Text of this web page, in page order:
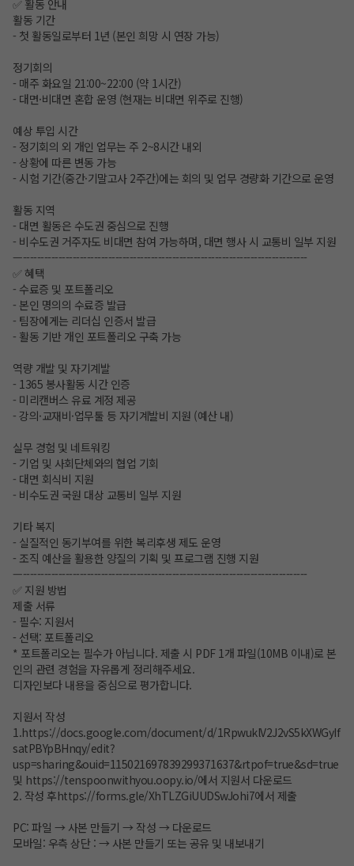
✅ 활동 안내
활동 기간
- 첫 활동일로부터 1년 (본인 희망 시 연장 가능)
정기회의
- 매주 화요일 21:00~22:00 (약 1시간)
- 대면·비대면 혼합 운영 (현재는 비대면 위주로 진행)
예상 투입 시간
- 정기회의 외 개인 업무는 주 2~8시간 내외
- 상황에 따른 변동 가능
- 시험 기간(중간·기말고사 2주간)에는 회의 및 업무 경량화 기간으로 운영
활동 지역
- 대면 활동은 수도권 중심으로 진행
- 비수도권 거주자도 비대면 참여 가능하며, 대면 행사 시 교통비 일부 지원
—--------------------------------------------------------------------------------
✅ 혜택
- 수료증 및 포트폴리오
- 본인 명의의 수료증 발급
- 팀장에게는 리더십 인증서 발급
- 활동 기반 개인 포트폴리오 구축 가능
역량 개발 및 자기계발
- 1365 봉사활동 시간 인증
- 미리캔버스 유료 계정 제공
- 강의·교재비·업무툴 등 자기계발비 지원 (예산 내)
실무 경험 및 네트워킹
- 기업 및 사회단체와의 협업 기회
- 대면 회식비 지원
- 비수도권 국원 대상 교통비 일부 지원
기타 복지
- 실질적인 동기부여를 위한 복리후생 제도 운영
- 조직 예산을 활용한 양질의 기획 및 프로그램 진행 지원
—--------------------------------------------------------------------------------
✅ 지원 방법
제출 서류
- 필수: 지원서
- 선택: 포트폴리오
* 포트폴리오는 필수가 아닙니다. 제출 시 PDF 1개 파일(10MB 이내)로 본
인의 관련 경험을 자유롭게 정리해주세요.
디자인보다 내용을 중심으로 평가합니다.
지원서 작성
1.https://docs.google.com/document/d/1RpwuklV2J2vS5kXWGyIf
satPBYpBHnqy/edit?
usp=sharing&ouid=115021697839299371637&rtpof=true&sd=true
및 https://tenspoonwithyou.oopy.io/에서 지원서 다운로드
2. 작성 후https://forms.gle/XhTLZGiUUDSwJohi7에서 제출
PC: 파일 → 사본 만들기 → 작성 → 다운로드
모바일: 우측 상단 : → 사본 만들기 또는 공유 및 내보내기